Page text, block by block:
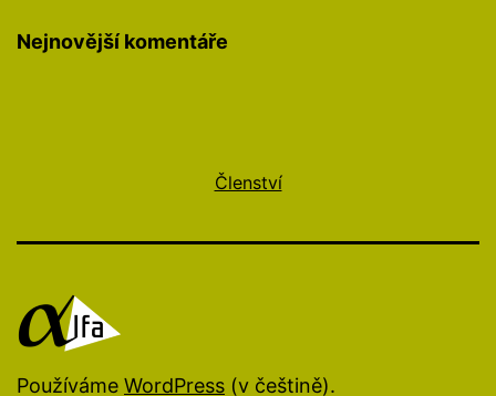
Nejnovější komentáře
Členství
Používáme WordPress (v češtině).